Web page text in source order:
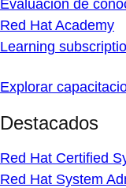
Evaluación de
Red Hat Academy
Learning
Explorar
Destacados
Red Hat Certified
Red Hat System